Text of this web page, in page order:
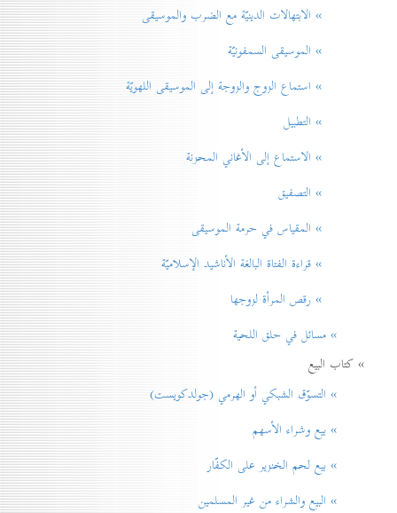
» الابتهالات الدينيّة مع الضرب والموسيقى
» الموسيقى السمفونيّة
» استماع الزوج والزوجة إلى الموسيقى اللهويّة
» التطبيل
» الاستماع إلى الأغاني المحزنة
» التصفيق
» المقياس في حرمة الموسيقی
» قراءة الفتاة البالغة الأناشيد الإسلاميّة
» رقص المرأة لزوجها
» مسائل في حلق اللحية
» كتاب البيع
» التسوّق الشبكي أو الهرمي (جولدكويست)
» بيع وشراء الأسهم
» بيع لحم الخنزير علی الكفّار
» البيع والشراء من غير المسلمين